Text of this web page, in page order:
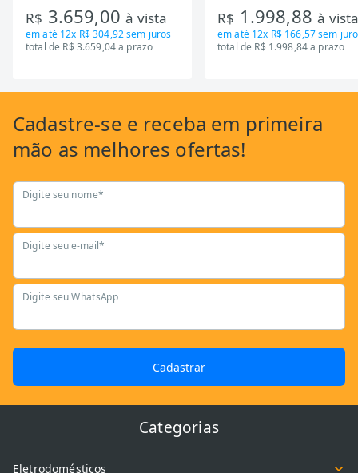
RT650EVK463)
R$ 3.659,00à vista
em até 12x R$ 304,92sem juros
total de R$ 3.659,04 a prazo
Mecanica GSB13HBTA-PT
R$ 1.998,88à
em até 12x R$ 166,57sem
total de R$ 1.998,84 a prazo
Cadastre-se e receba em primeira
mão as melhores ofertas!
Digite seu nome*
Digite seu e-mail*
Digite seu WhatsApp
Cadastrar
Categorias
Eletrodomésticos